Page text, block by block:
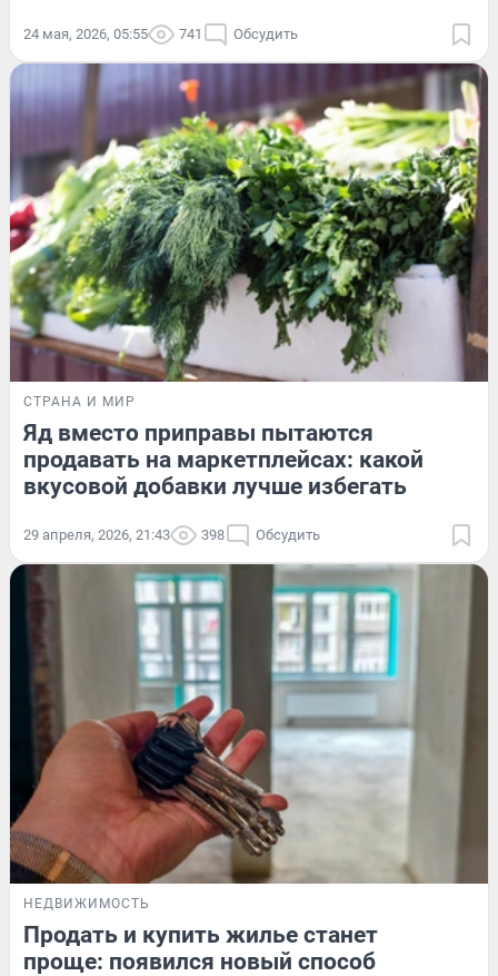
24 мая, 2026, 05:55 741 Обсудить
СТРАНА И МИР
Яд вместо приправы пытаются
продавать на маркетплейсах: какой
вкусовой добавки лучше избегать
29 апреля, 2026, 21:43 398 Обсудить
НЕДВИЖИМОСТЬ
Продать и купить жилье станет
проще: появился новый способ